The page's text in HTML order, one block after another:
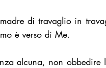
di travaglio in
è verso di Me.
alcuna, non obbedire